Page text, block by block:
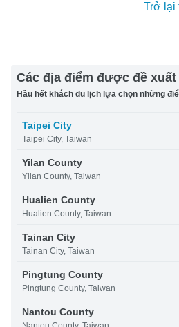
Trở lại
Các địa điểm được đề
Hầu hết khách du lịch lựa chọn những
Taipei City
Taipei City, Taiwan
Yilan County
Yilan County, Taiwan
Hualien County
Hualien County, Taiwan
Tainan City
Tainan City, Taiwan
Pingtung County
Pingtung County, Taiwan
Nantou County